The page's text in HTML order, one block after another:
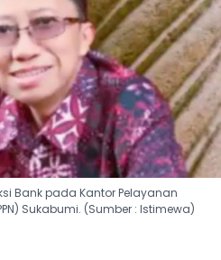
Bank pada Kantor Pelayanan
Sukabumi. (Sumber : Istimewa)